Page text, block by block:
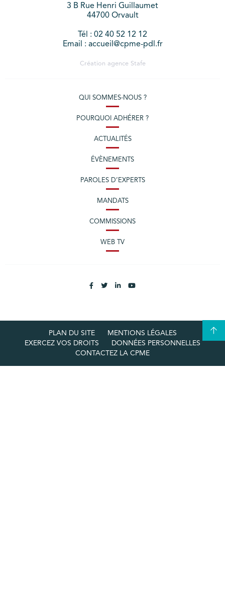
3 B Rue Henri Guillaumet
44700 Orvault
Tél : 02 40 52 12 12
Email : accueil@cpme-pdl.fr
Création agence Stafe
QUI SOMMES-NOUS ?
POURQUOI ADHÉRER ?
ACTUALITÉS
ÉVÈNEMENTS
PAROLES D’EXPERTS
MANDATS
COMMISSIONS
WEB TV
PLAN DU SITE
MENTIONS LÉGALES
EXERCEZ VOS DROITS
DONNÉES PERSONNELLES
CONTACTEZ LA CPME